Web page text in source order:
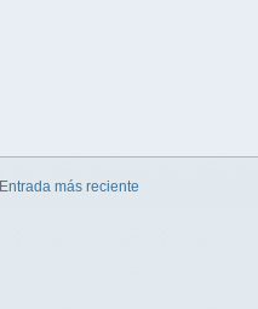
Entrada más reciente